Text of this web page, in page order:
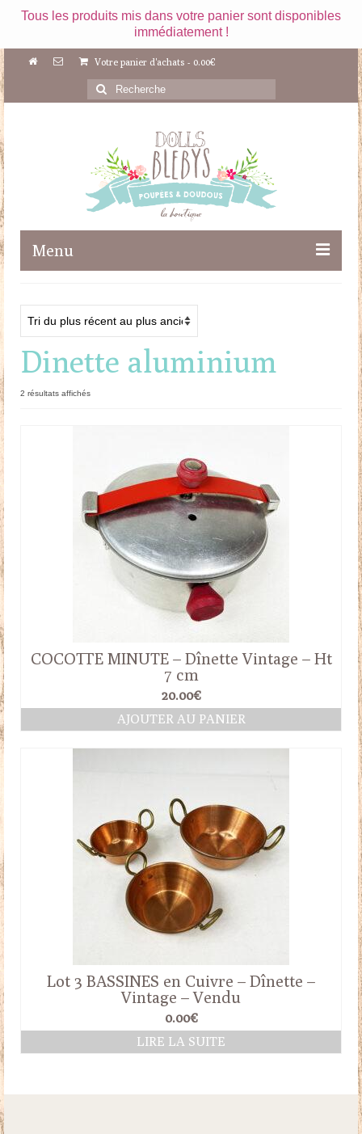
Tous les produits mis dans votre panier sont disponibles
immédiatement !
Votre panier d'achats - 0.00€
Rechercher
:
Menu
Maileg
Poupées
Doudous
Contact
Dinette aluminium
2 résultats affichésTrié
ancien
COCOTTE MINUTE – Dînette Vintage – Ht
7 cm
20.00€
AJOUTER AU PANIER
Lot 3 BASSINES en Cuivre – Dînette –
Vintage – Vendu
0.00€
LIRE LA SUITE